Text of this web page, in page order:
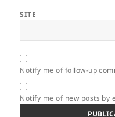
SITE
Notify me of follow-up
Notify me of new posts by